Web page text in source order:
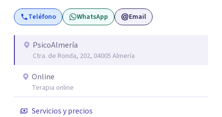
consciente de que cada persona es diferente y por ello
inicialmente realizaremos una adecuada evaluación para
personalizado. Utilizo diferentes técnicas psicológicas
aunque mi especialidad es la hipnosis clínica, como
eficacia, reduciendo el tiempo de tratamiento y
consiguiendo cambios positivos desde la primera sesión.
¿Tienes dudas de cómo enfocaré tu problema o situación?
Teléfono WhatsApp Email
PsicoAlmería
Ctra. de Ronda, 202, 04005 Almería
Online
Terapia online
Servicios y precios